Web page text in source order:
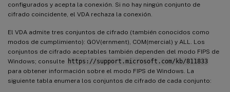
configurados y acepta la conexión. Si no hay ningún conjunto de
cifrado coincidente, el VDA rechaza la conexión.
El VDA admite tres conjuntos de cifrado (también conocidos como
modos de cumplimiento): GOV(ernment), COM(mercial) y ALL. Los
conjuntos de cifrado aceptables también dependen del modo FIPS de
Windows; consulte https://support.microsoft.com/kb/811833
para obtener información sobre el modo FIPS de Windows. La
siguiente tabla enumera los conjuntos de cifrado de cada conjunto: